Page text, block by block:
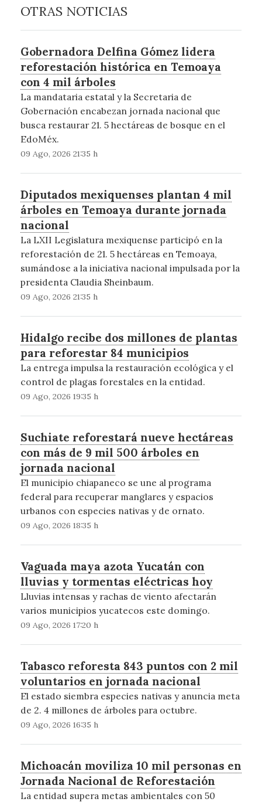
OTRAS NOTICIAS
Gobernadora Delfina Gómez lidera
reforestación histórica en Temoaya
con 4 mil árboles
La mandataria estatal y la Secretaria de
Gobernación encabezan jornada nacional que
busca restaurar 21. 5 hectáreas de bosque en el
EdoMéx.
09 Ago, 2026 21:35 h
Diputados mexiquenses plantan 4 mil
árboles en Temoaya durante jornada
nacional
La LXII Legislatura mexiquense participó en la
reforestación de 21. 5 hectáreas en Temoaya,
sumándose a la iniciativa nacional impulsada por la
presidenta Claudia Sheinbaum.
09 Ago, 2026 21:35 h
Hidalgo recibe dos millones de plantas
para reforestar 84 municipios
La entrega impulsa la restauración ecológica y el
control de plagas forestales en la entidad.
09 Ago, 2026 19:35 h
Suchiate reforestará nueve hectáreas
con más de 9 mil 500 árboles en
jornada nacional
El municipio chiapaneco se une al programa
federal para recuperar manglares y espacios
urbanos con especies nativas y de ornato.
09 Ago, 2026 18:35 h
Vaguada maya azota Yucatán con
lluvias y tormentas eléctricas hoy
Lluvias intensas y rachas de viento afectarán
varios municipios yucatecos este domingo.
09 Ago, 2026 17:20 h
Tabasco reforesta 843 puntos con 2 mil
voluntarios en jornada nacional
El estado siembra especies nativas y anuncia meta
de 2. 4 millones de árboles para octubre.
09 Ago, 2026 16:35 h
Michoacán moviliza 10 mil personas en
Jornada Nacional de Reforestación
La entidad supera metas ambientales con 50